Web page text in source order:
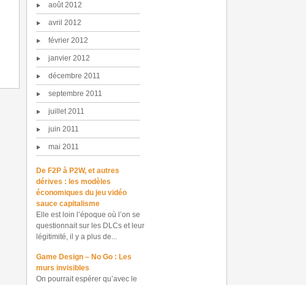
août 2012
avril 2012
février 2012
janvier 2012
décembre 2011
septembre 2011
juillet 2011
juin 2011
mai 2011
De F2P à P2W, et autres
dérives : les modèles
économiques du jeu vidéo
sauce capitalisme
Elle est loin l’époque où l’on se
questionnait sur les DLCs et leur
légitimité, il y a plus de...
Game Design – No Go : Les
murs invisibles
On pourrait espérer qu’avec le